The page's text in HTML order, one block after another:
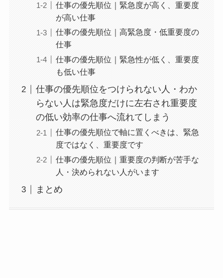
仕事の優先順位｜緊急度が高く、重要度
が高い仕事
仕事の優先順位｜高緊急度・低重要度の
仕事
仕事の優先順位｜緊急性が低く、重要度
も低い仕事
仕事の優先順位をつけられない人・わか
らない人は緊急度だけに左右され重要度
の低い効率の仕事へ流れてしまう
仕事の優先順位で軸に置くべきは、緊急
度ではなく、重要度です
仕事の優先順位｜重要度の判断が苦手な
人・決められない人がいます
まとめ